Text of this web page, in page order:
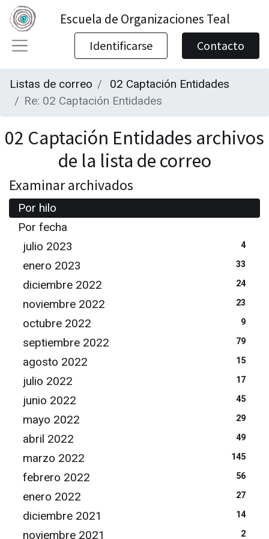
Escuela de Organizaciones Teal
Identificarse Contacto
Listas de correo
02 Captación Entidades
Re: 02 Captación Entidades
02 Captación Entidades archivos
de la lista de correo
Examinar archivados
Por hilo
Por fecha
julio 2023
4
enero 2023 33
diciembre 2022 24
noviembre 2022 23
octubre 2022 9
septiembre 2022 79
agosto 2022 15
julio 2022 17
junio 2022 45
mayo 2022 29
abril 2022 49
marzo 2022 145
febrero 2022 56
enero 2022 27
diciembre 2021 14
noviembre 2021 2